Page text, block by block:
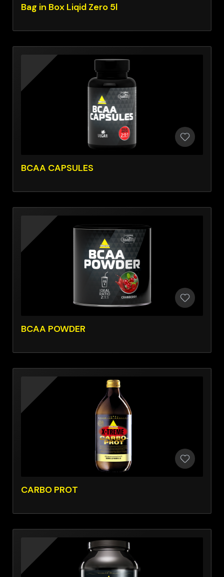
Bag in Box Liqid Zero 5l
BCAA CAPSULES
BCAA POWDER
CARBO PROT